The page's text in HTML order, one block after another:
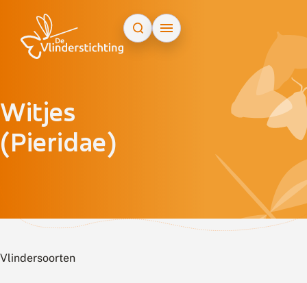
Witjes
(Pieridae)
Vlindersoorten